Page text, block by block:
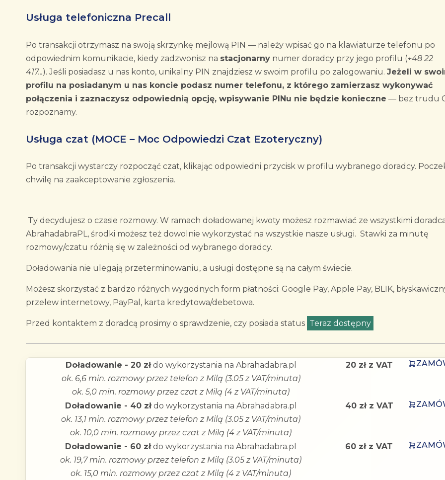
Usługa telefoniczna Precall
Po transakcji otrzymasz na swoją skrzynkę mejlową PIN — należy wpisać go na klawiaturze telefonu po
odpowiednim komunikacie, kiedy zadzwonisz na stacjonarny numer doradcy przy jego profilu (+48 22
417...). Jeśli posiadasz u nas konto, unikalny PIN znajdziesz w swoim profilu po zalogowaniu. Jeżeli w
profilu na posiadanym u nas koncie podasz numer telefonu, z którego zamierzasz wykonywać
połączenia i zaznaczysz odpowiednią opcję, wpisywanie PINu nie będzie konieczne — bez trudu
rozpoznamy.
Usługa czat (MOCE – Moc Odpowiedzi Czat Ezoteryczny)
Po transakcji wystarczy rozpocząć czat, klikając odpowiedni przycisk w profilu wybranego doradcy.
chwilę na zaakceptowanie zgłoszenia.
Ty decydujesz o czasie rozmowy. W ramach doładowanej kwoty możesz rozmawiać ze wszystkimi
AbrahadabraPL, środki możesz też dowolnie wykorzystać na wszystkie nasze usługi. Stawki za minutę
rozmowy/czatu różnią się w zależności od wybranego doradcy.
Doładowania nie ulegają przeterminowaniu, a usługi dostępne są na całym świecie.
Możesz skorzystać z bardzo różnych wygodnych form płatności: Google Pay, Apple Pay, BLIK,
przelew internetowy, PayPal, karta kredytowa/debetowa.
Przed kontaktem z doradcą prosimy o sprawdzenie, czy posiada status Teraz dostępny
Doładowanie - 20 złdo wykorzystania na Abrahadabra.pl
ok. 6,6 min. rozmowy przez telefon z Milą (3.05 z VAT/minuta)
ok. 5,0 min. rozmowy przez czat z Milą (4 z VAT/minuta)
20 zł z VAT
Doładowanie - 40 złdo wykorzystania na Abrahadabra.pl
ok. 13,1 min. rozmowy przez telefon z Milą (3.05 z VAT/minuta)
ok. 10,0 min. rozmowy przez czat z Milą (4 z VAT/minuta)
40 zł z VAT
Doładowanie - 60 złdo wykorzystania na Abrahadabra.pl
ok. 19,7 min. rozmowy przez telefon z Milą (3.05 z VAT/minuta)
ok. 15,0 min. rozmowy przez czat z Milą (4 z VAT/minuta)
60 zł z VAT